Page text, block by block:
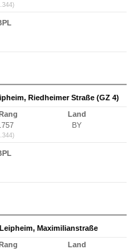
Riedheimer Straße (GZ 4)
Land
BY
Maximilianstraße
Land